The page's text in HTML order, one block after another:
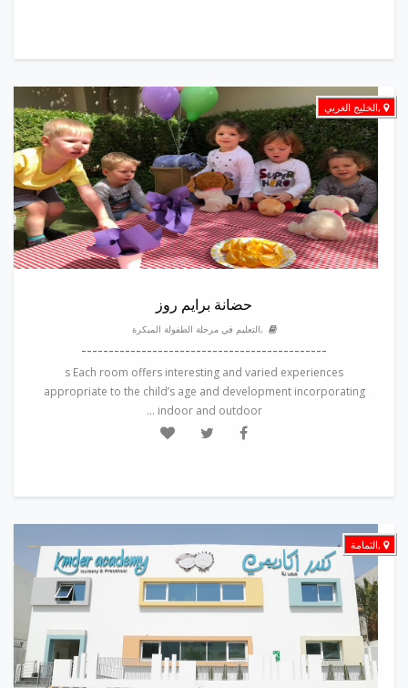
,الخليج الغربي
حضانة برايم روز
,التعليم في مرحلة الطفولة المبكرة
---------------------------------------------
s Each room offers interesting and varied experiences
appropriate to the child’s age and development incorporating
indoor and outdoor ...
,الثمامة